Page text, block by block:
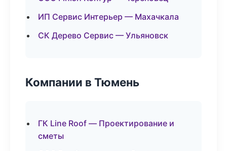
ИП Сервис Интерьер — Махачкала
СК Дерево Сервис — Ульяновск
Компании в Тюмень
ГК Line Roof — Проектирование и
сметы